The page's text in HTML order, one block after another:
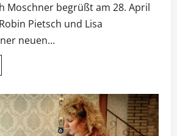
Moschner begrüßt am 28. April
Pietsch und Lisa
neuen...